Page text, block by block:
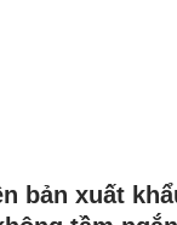
bản xuất